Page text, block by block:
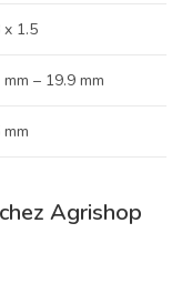
x 1.5
mm – 19.9 mm
Agrishop